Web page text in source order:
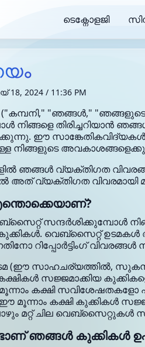
ടെക്നോളജി
18, 2024 / 11:36 PM
"ഞങ്ങൾ,"
നിങ്ങളെ തിരിച്ചറിയാൻ
ഈ
നിങ്ങളുടെ
ഞങ്ങൾ വ്യക്തിഗത
അത് വ്യക്തിഗത വിവരമായി
സന്ദർശിക്കുമ്പോൾ
വെബ്‌സൈറ്റ് ഉടമകൾ
റിപ്പോർട്ടിംഗ്
(ഈ സാഹചര്യത്തിൽ,
സജ്ജമാക്കിയ
കക്ഷി സവിശേഷതകളോ
ഈ മൂന്നാം കക്ഷി കുക്കികൾ
മറ്റ് ചില വെബ്‌സൈറ്റുകൾ
ഞങ്ങൾ കുക്കികൾ